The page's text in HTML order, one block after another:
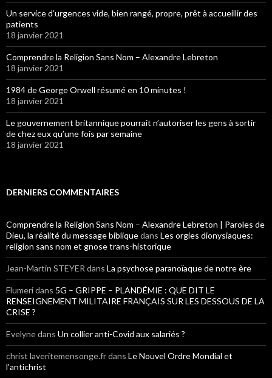
Un service d’urgences vide, bien rangé, propre, prêt à accueillir des
patients
18 janvier 2021
Comprendre la Religion Sans Nom – Alexandre Lebreton
18 janvier 2021
1984 de George Orwell résumé en 10 minutes !
18 janvier 2021
Le gouvernement britannique pourrait n’autoriser les gens à sortir
de chez eux qu’une fois par semaine
18 janvier 2021
DERNIERS COMMENTAIRES
Comprendre la Religion Sans Nom – Alexandre Lebreton | Paroles de
Dieu, la réalité du message bibliquedans Les orgies dionysiaques:
religion sans nom et gnose trans-historique
Jean-Martin STEYER dans La psychose paranoïaque de notre ère
Flumeridans 5G – GRIPPE – PLANDÉMIE : QUE DIT LE
RENSEIGNEMENT MILITAIRE FRANÇAIS SUR LES DESSOUS DE LA
CRISE ?
Evelynedans Un collier anti-Covid aux salariés ?
christ laveritemensonge.frdans Le Nouvel Ordre Mondial et
l’antichrist